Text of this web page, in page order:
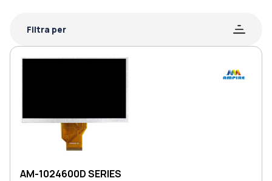
Filtra per
AM-1024600D SERIES